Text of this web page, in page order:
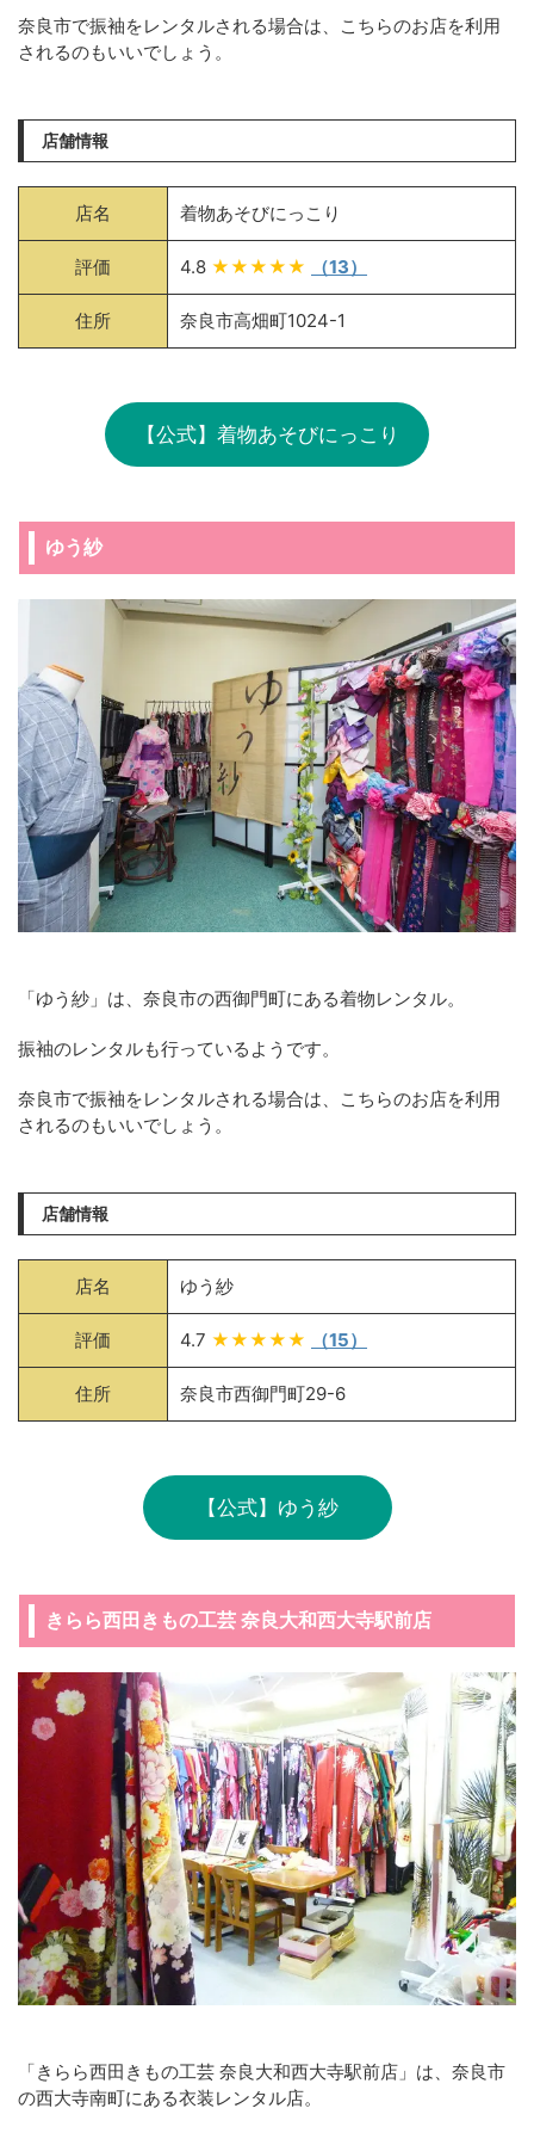
奈良市で振袖をレンタルされる場合は、こちらのお店を利用
されるのもいいでしょう。
店舗情報
店名 着物あそびにっこり
評価 4.8 ★★★★★ （13）
住所 奈良市高畑町1024-1
【公式】着物あそびにっこり
ゆう紗
「ゆう紗」は、奈良市の西御門町にある着物レンタル。
振袖のレンタルも行っているようです。
奈良市で振袖をレンタルされる場合は、こちらのお店を利用
されるのもいいでしょう。
店舗情報
店名 ゆう紗
評価 4.7 ★★★★★ （15）
住所 奈良市西御門町29-6
【公式】ゆう紗
きらら西田きもの工芸 奈良大和西大寺駅前店
「きらら西田きもの工芸 奈良大和西大寺駅前店」は、奈良市
の西大寺南町にある衣装レンタル店。